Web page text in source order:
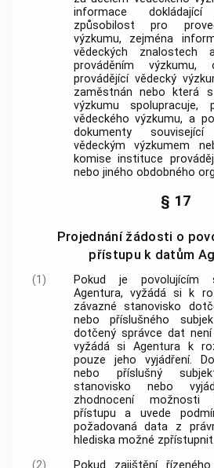
informace
způsobilost pro
výzkumu, zejména
vědeckých znalostech
prováděním výzkumu,
provádějící vědecký
zaměstnán nebo která
výzkumu spolupracuje,
vědeckého výzkumu, a
dokumenty
vědeckým výzkumem
komise instituce
nebo jiného obdobného
§ 17
Projednání žádosti o
přístupu k datům
(1)
Pokud je povolujícím
Agentura, vyžádá si k
závazné stanovisko
nebo příslušného
dotčený správce dat
vyžádá si Agentura k
pouze jeho vyjádření.
nebo příslušný
stanovisko nebo
zhodnocení možnosti
přístupu a uvede
požadovaná data z
hlediska možné zpřístupnit.
(2)
Pokud zajištění